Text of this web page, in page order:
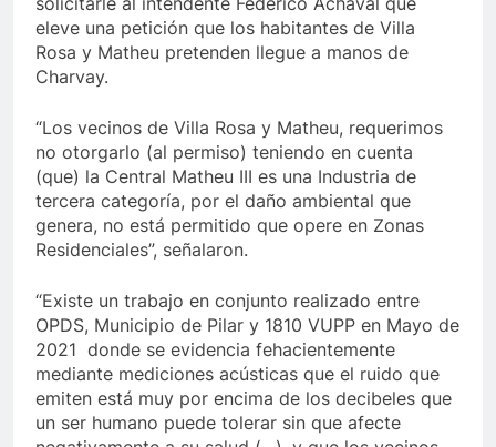
eleve una petición que los habitantes de Villa
Rosa y Matheu pretenden llegue a manos de
Charvay.
“Los vecinos de Villa Rosa y Matheu, requerimos
no otorgarlo (al permiso) teniendo en cuenta
(que) la Central Matheu III es una Industria de
tercera categoría, por el daño ambiental que
genera, no está permitido que opere en Zonas
Residenciales”, señalaron.
“Existe un trabajo en conjunto realizado entre
OPDS, Municipio de Pilar y 1810 VUPP en Mayo de
2021 donde se evidencia fehacientemente
mediante mediciones acústicas que el ruido que
emiten está muy por encima de los decibeles que
un ser humano puede tolerar sin que afecte